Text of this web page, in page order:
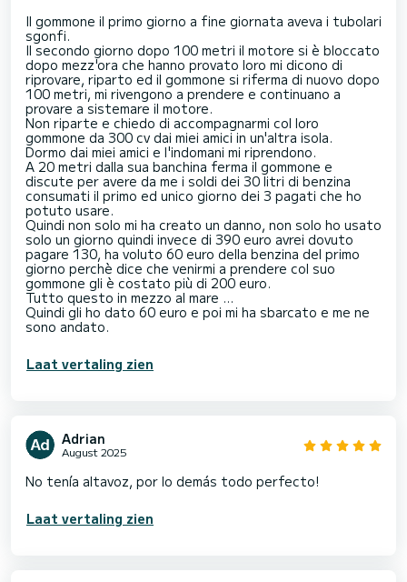
Il gommone il primo giorno a fine giornata aveva i tubolari
sgonfi.
Il secondo giorno dopo 100 metri il motore si è bloccato
dopo mezz'ora che hanno provato loro mi dicono di
riprovare, riparto ed il gommone si riferma di nuovo dopo
100 metri, mi rivengono a prendere e continuano a
provare a sistemare il motore.
Non riparte e chiedo di accompagnarmi col loro
gommone da 300 cv dai miei amici in un'altra isola.
Dormo dai miei amici e l'indomani mi riprendono.
A 20 metri dalla sua banchina ferma il gommone e
discute per avere da me i soldi dei 30 litri di benzina
consumati il primo ed unico giorno dei 3 pagati che ho
potuto usare.
Quindi non solo mi ha creato un danno, non solo ho usato
solo un giorno quindi invece di 390 euro avrei dovuto
pagare 130, ha voluto 60 euro della benzina del primo
giorno perchè dice che venirmi a prendere col suo
gommone gli è costato più di 200 euro.
Tutto questo in mezzo al mare ...
Quindi gli ho dato 60 euro e poi mi ha sbarcato e me ne
sono andato.
Laat vertaling zien
Adrian
August 2025
No tenía altavoz, por lo demás todo perfecto!
Laat vertaling zien